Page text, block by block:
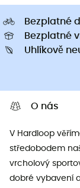
Bezplatné
Bezplatné
Uhlíkově
O nás
V Hardloop
středobodem
vrcholový
dobré vybavení